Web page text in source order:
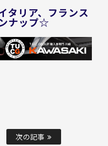
タリア、フランス
ナップ☆
次の記事